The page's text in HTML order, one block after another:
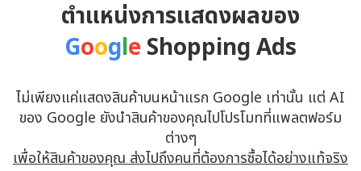
ตำแหน่งการแสดงผลของ
GoogleShopping Ads
ไม่เพียงแค่แสดงสินค้าบนหน้าแรก Google เท่านั้น แต่ AI
ของ Google ยังนำสินค้าของคุณไปโปรโมทที่แพลตฟอร์ม
ต่างๆ
เพื่อให้สินค้าของคุณ ส่งไปถึงคนที่ต้องการซื้อได้อย่างแท้จริง